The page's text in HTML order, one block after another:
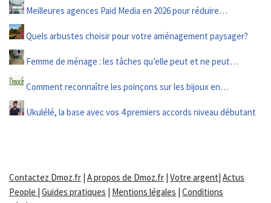
Meilleures agences Paid Media en 2026 pour réduire…
Quels arbustes choisir pour votre aménagement paysager?
Femme de ménage : les tâches qu’elle peut et ne peut…
Comment reconnaître les poinçons sur les bijoux en…
Ukulélé, la base avec vos 4 premiers accords niveau débutant
Contactez Dmoz.fr | A propos de Dmoz.fr | Votre argent| Actus
People | Guides pratiques | Mentions légales | Conditions